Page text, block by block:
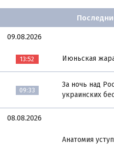
09.08.2026
13:52 Июньская
09:33
За ночь над
украинских
08.08.2026
Анатомия